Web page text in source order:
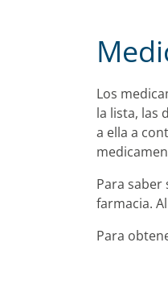
Los
la lista, las
a ella a
Para
farmacia.
Para